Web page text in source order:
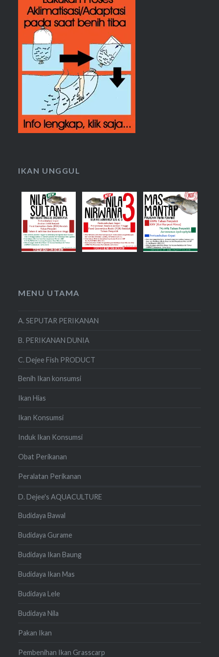
IKAN UNGGUL
MENU UTAMA
A. SEPUTAR PERIKANAN
B. PERIKANAN DUNIA
C. Dejee Fish PRODUCT
Benih Ikan konsumsi
Ikan Hias
Ikan Konsumsi
Induk Ikan Konsumsi
Obat Perikanan
Peralatan Perikanan
D. Dejee's AQUACULTURE
Budidaya Bawal
Budidaya Gurame
Budidaya Ikan Baung
Budidaya Ikan Mas
Budidaya Lele
Budidaya Nila
Pakan Ikan
Pembenihan Ikan Grasscarp